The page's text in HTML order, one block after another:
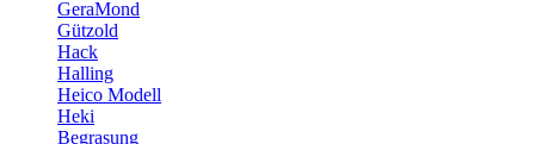
GeraMond
Gützold
Hack
Halling
Heico Modell
Heki
Begrasung